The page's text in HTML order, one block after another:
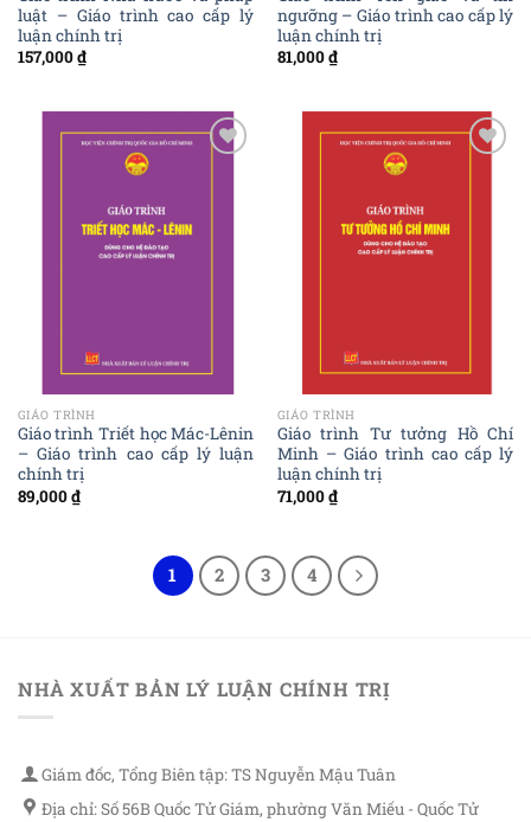
luật – Giáo trình cao cấp lý
luận chính trị
157,000₫
ngưỡng – Giáo trình cao cấp lý
luận chính trị
81,000₫
GIÁO TRÌNH
Giáo trình Triết học Mác-Lênin
– Giáo trình cao cấp lý luận
chính trị
89,000₫
GIÁO TRÌNH
Giáo trình Tư tưởng Hồ Chí
Minh – Giáo trình cao cấp lý
luận chính trị
71,000₫
1 2 3 4
NHÀ XUẤT BẢN LÝ LUẬN CHÍNH TRỊ
Giám đốc, Tổng Biên tập: TS Nguyễn Mậu Tuân
Địa chỉ: Số 56B Quốc Tử Giám, phường Văn Miếu - Quốc Tử